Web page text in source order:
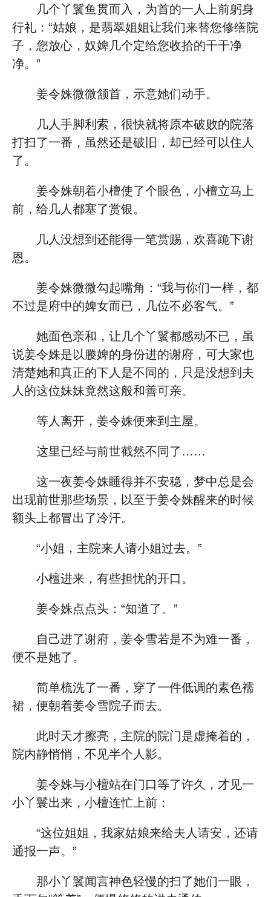
几个丫鬟鱼贯而入，为首的一人上前躬身
行礼：“姑娘，是翡翠姐姐让我们来替您修缮院
子，您放心，奴婢几个定给您收拾的干干净
净。”
姜令姝微微颔首，示意她们动手。
几人手脚利索，很快就将原本破败的院落
打扫了一番，虽然还是破旧，却已经可以住人
了。
姜令姝朝着小檀使了个眼色，小檀立马上
前，给几人都塞了赏银。
几人没想到还能得一笔赏赐，欢喜跪下谢
恩。
姜令姝微微勾起嘴角：“我与你们一样，都
不过是府中的婢女而已，几位不必客气。”
她面色亲和，让几个丫鬟都感动不已，虽
说姜令姝是以媵婢的身份进的谢府，可大家也
清楚她和真正的下人是不同的，只是没想到夫
人的这位妹妹竟然这般和善可亲。
等人离开，姜令姝便来到主屋。
这里已经与前世截然不同了……
这一夜姜令姝睡得并不安稳，梦中总是会
出现前世那些场景，以至于姜令姝醒来的时候
额头上都冒出了冷汗。
“小姐，主院来人请小姐过去。”
小檀进来，有些担忧的开口。
姜令姝点点头：“知道了。”
自己进了谢府，姜令雪若是不为难一番，
便不是她了。
简单梳洗了一番，穿了一件低调的素色襦
裙，便朝着姜令雪院子而去。
此时天才擦亮，主院的院门是虚掩着的，
院内静悄悄，不见半个人影。
姜令姝与小檀站在门口等了许久，才见一
小丫鬟出来，小檀连忙上前：
“这位姐姐，我家姑娘来给夫人请安，还请
通报一声。”
那小丫鬟闻言神色轻慢的扫了她们一眼，